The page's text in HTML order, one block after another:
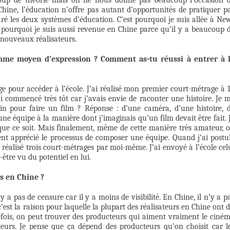
l’éducation n’offre pas autant d’opportunités de pratiquer
les deux systèmes d’éducation. C’est pourquoi je suis allée à
je suis aussi revenue en Chine parce qu’il y a beaucoup
réalisateurs.
moyen d’expression ? Comment as-tu réussi à entrer à
accéder à l’école. J’ai réalisé mon premier court-métrage à
commencé très tôt car j’avais envie de raconter une histoire. Je
pour faire un film ? Réponse : d’une caméra, d’une histoire,
équipe à la manière dont j’imaginais qu’un film devait être fait.
ce soit. Mais finalement, même de cette manière très amateur,
apprécié le processus de composer une équipe. Quand j’ai
trois court-métrages par moi-même. J’ai envoyé à l’école
vu du potentiel en lui.
en Chine ?
a pas de censure car il y a moins de visibilité. En Chine, il n’y a
la raison pour laquelle la plupart des réalisateurs en Chine ont
on peut trouver des producteurs qui aiment vraiment le
Je pense que ça dépend des producteurs qu’on choisit car